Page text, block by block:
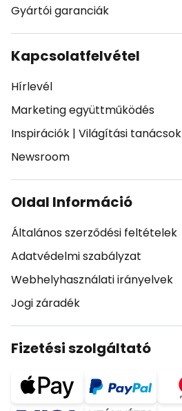
Gyártói garanciák
Kapcsolatfelvétel
Hírlevél
Marketing együttműködés
Inspirációk | Világítási tanácsok
Newsroom
Oldal Információ
Általános szerződési feltételek
Adatvédelmi szabályzat
Webhelyhasználati irányelvek
Jogi záradék
Fizetési szolgáltató